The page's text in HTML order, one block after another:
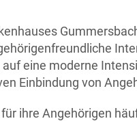
eine moderne
Einbindung von
ihre Angehörigen